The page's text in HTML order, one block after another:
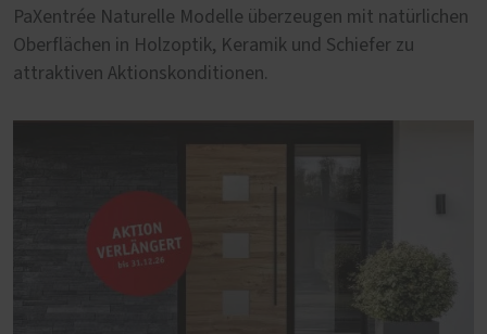
PaXentrée Naturelle Modelle überzeugen mit natürlichen
Oberflächen in Holzoptik, Keramik und Schiefer zu
attraktiven Aktionskonditionen.